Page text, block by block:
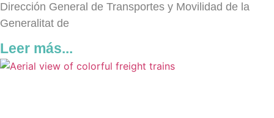
Dirección General de Transportes y Movilidad de la
Generalitat de
Leer más...